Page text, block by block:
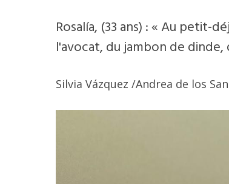
Rosalía, (33 ans) : « Au petit-
l'avocat, du jambon de
Silvia Vázquez /Andrea de los